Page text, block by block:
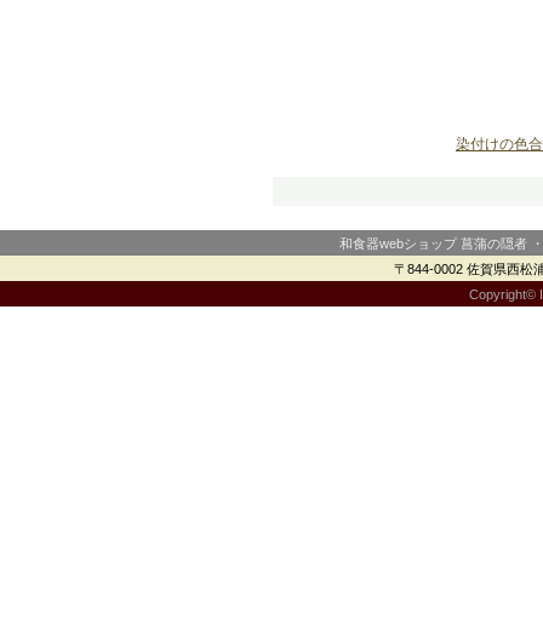
染付けの色
和食器webショップ 菖蒲の隠者
〒844-0002 佐賀県西松
Copyright©